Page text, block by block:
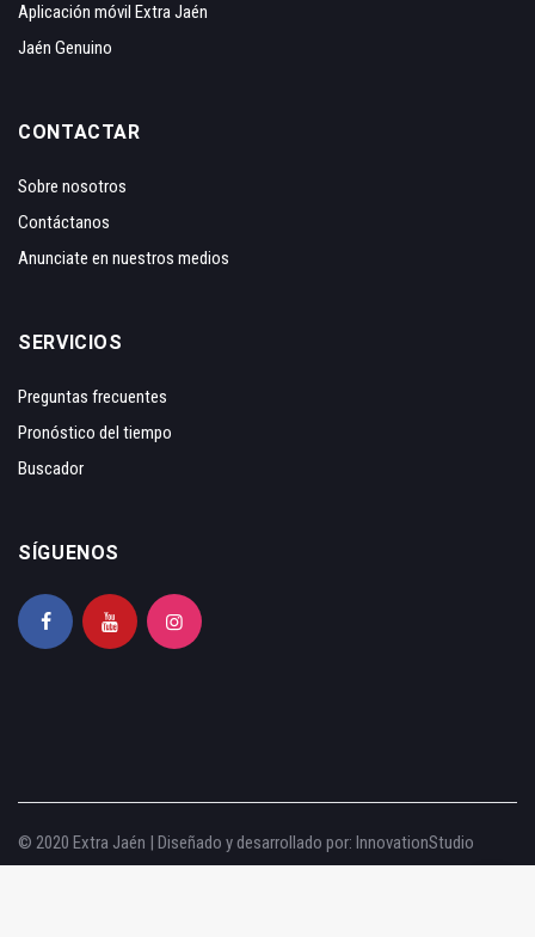
Aplicación móvil Extra Jaén
Jaén Genuino
CONTACTAR
Sobre nosotros
Contáctanos
Anunciate en nuestros medios
SERVICIOS
Preguntas frecuentes
Pronóstico del tiempo
Buscador
SÍGUENOS
© 2020 Extra Jaén | Diseñado y desarrollado por: InnovationStudio